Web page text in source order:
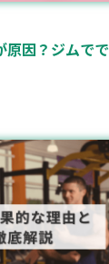
原因？ジムでで